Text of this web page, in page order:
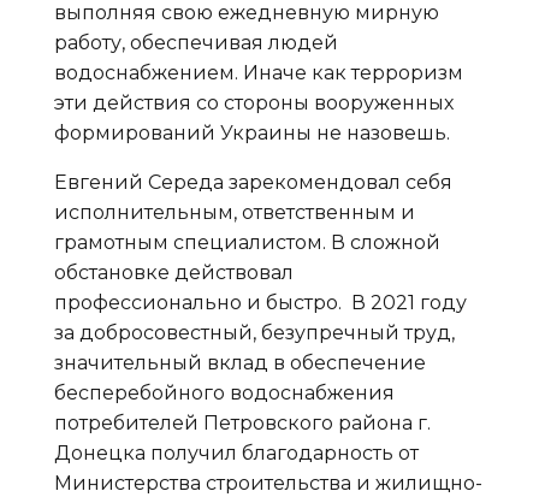
выполняя свою ежедневную мирную
работу, обеспечивая людей
водоснабжением. Иначе как терроризм
эти действия со стороны вооруженных
формирований Украины не назовешь.
Евгений Середа зарекомендовал себя
исполнительным, ответственным и
грамотным специалистом. В сложной
обстановке действовал
профессионально и быстро. В 2021 году
за добросовестный, безупречный труд,
значительный вклад в обеспечение
бесперебойного водоснабжения
потребителей Петровского района г.
Донецка получил благодарность от
Министерства строительства и жилищно-